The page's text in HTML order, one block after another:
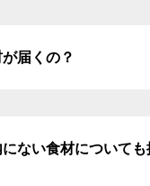
届くの？
ない食材についても